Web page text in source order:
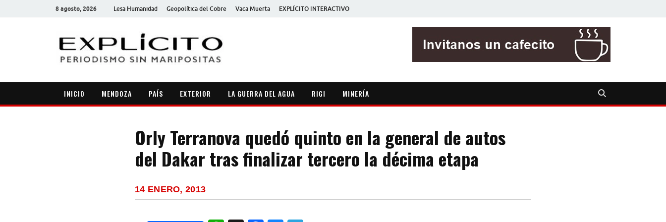
8 agosto, 2026 Lesa Humanidad Geopolítica del Cobre Vaca Muerta EXPLÍCITO INTERACTIVO
INICIO MENDOZA PAÍS EXTERIOR LA GUERRA DEL AGUA RIGI MINERÍA
Orly Terranova quedó quinto en la general de autos
del Dakar tras finalizar tercero la décima etapa
14 ENERO, 2013